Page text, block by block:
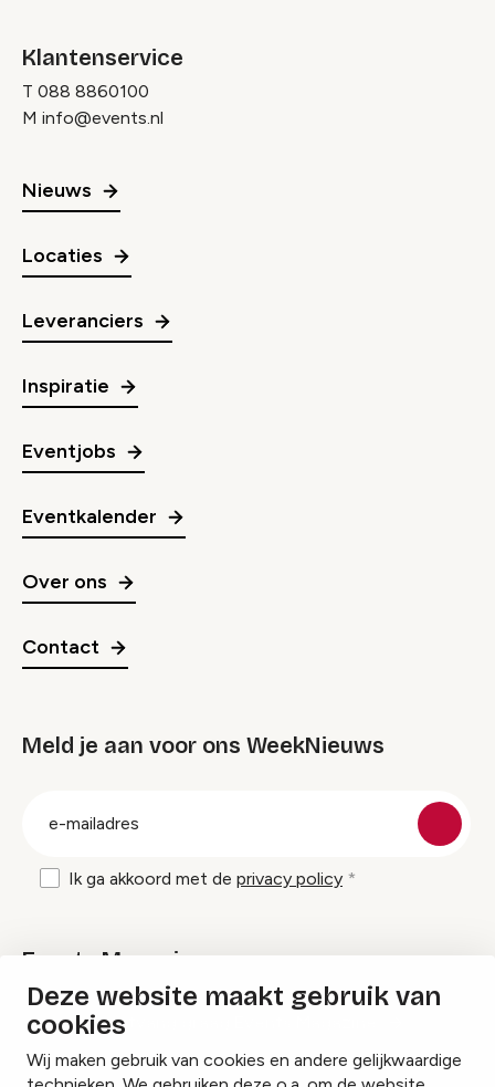
Deze website maakt gebruik van
cookies
Wij maken gebruik van cookies en andere gelijkwaardige
Klantenservice
T 088 8860100
M info@events.nl
Nieuws
Locaties
Leveranciers
Inspiratie
Eventjobs
Eventkalender
Over ons
Contact
Meld je aan voor ons WeekNieuws
Ik ga akkoord met de privacy policy
Events Magazine
Ik ontvang graag Events Magazine